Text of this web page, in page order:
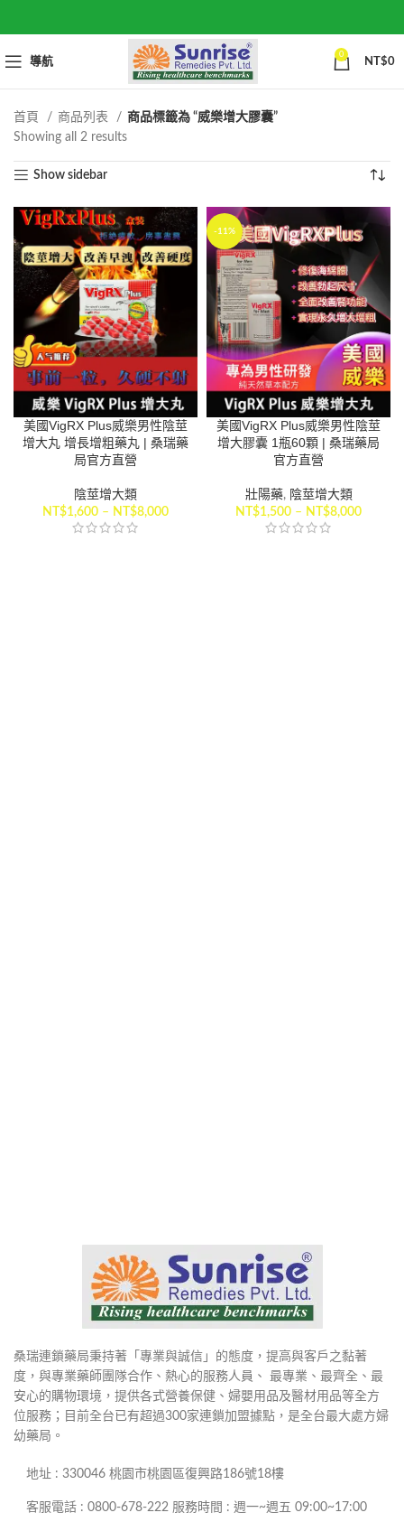
導航
0
NT$0
首頁 商品列表
商品標籤為 “威樂增大膠囊”
Showing all 2 resultsSorted
Show sidebar
美國VigRX Plus威樂男性陰莖
增大丸 增長增粗藥丸 | 桑瑞藥
局官方直營
陰莖增大類
NT$1,600 – NT$8,000
-11%
美國VigRX Plus威樂男性陰莖
增大膠囊 1瓶60顆 | 桑瑞藥局
官方直營
壯陽藥, 陰莖增大類
NT$1,500 – NT$8,000
桑瑞連鎖藥局秉持著「專業與誠信」的態度，提高與客戶之黏著
度，與專業藥師團隊合作、熱心的服務人員、 最專業、最齊全、最
安心的購物環境，提供各式營養保健、婦嬰用品及醫材用品等全方
位服務；目前全台已有超過300家連鎖加盟據點，是全台最大處方婦
幼藥局。
地址 : 330046 桃園市桃園區復興路186號18樓
客服電話 : 0800-678-222 服務時間 : 週一~週五 09:00~17:00